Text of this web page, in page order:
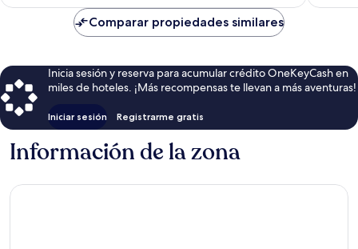
es
Comparar propiedades similares
Inicia sesión y reserva para acumular crédito OneKeyCash en
miles de hoteles. ¡Más recompensas te llevan a más aventuras!
Iniciar sesión Registrarme gratis
Información de la zona